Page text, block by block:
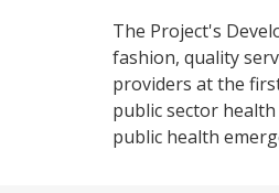
The Project's
fashion, quality
providers at the
public sector
public health